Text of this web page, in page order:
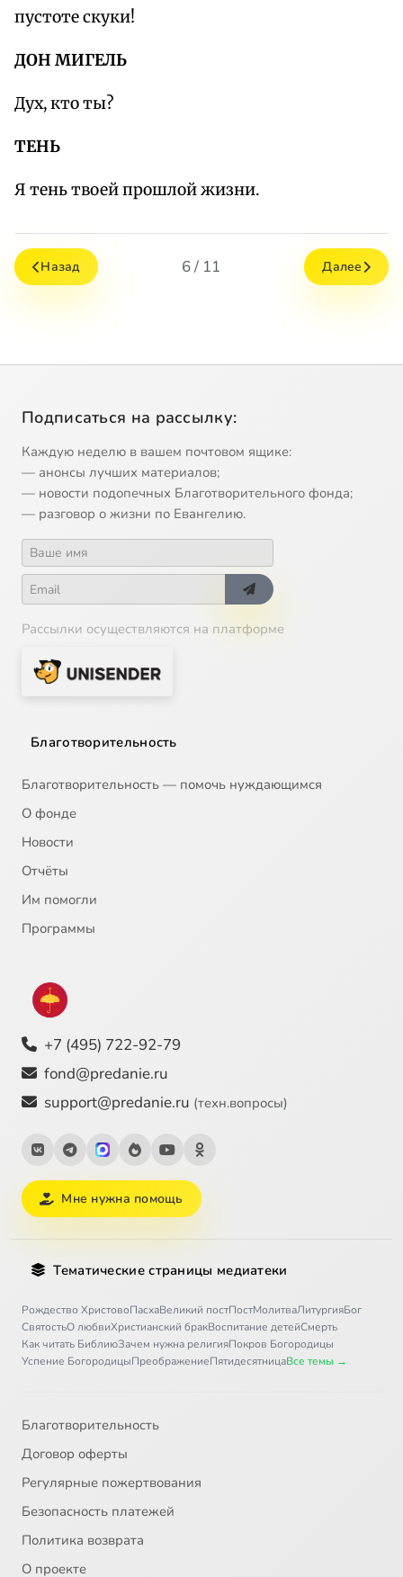
пустоте скуки!
ДОН МИГЕЛЬ
Дух, кто ты?
ТЕНЬ
Я тень твоей прошлой жизни.
Назад 6 / 11 Далее
Подписаться на рассылку:
Каждую неделю в вашем почтовом ящике:
— анонсы лучших материалов;
— новости подопечных Благотворительного фонда;
— разговор о жизни по Евангелию.
Рассылки осуществляются на платформе
Благотворительность
Благотворительность — помочь нуждающимся
О фонде
Новости
Отчёты
Им помогли
Программы
+7 (495) 722-92-79
fond@predanie.ru
support@predanie.ru (техн.вопросы)
Мне нужна помощь
Тематические страницы медиатеки
Рождество ХристовоПасхаВеликий постПостМолитваЛитургияБог
СвятостьО любвиХристианский бракВоспитание детейСмерть
Как читать БиблиюЗачем нужна религияПокров Богородицы
Успение БогородицыПреображениеПятидесятницаВсе темы →
Благотворительность
Договор оферты
Регулярные пожертвования
Безопасность платежей
Политика возврата
О проекте